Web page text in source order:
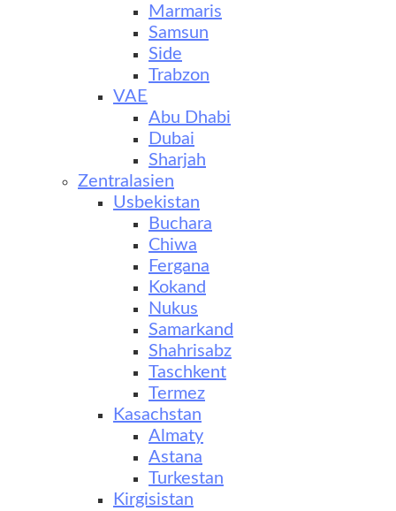
Marmaris
Samsun
Side
Trabzon
VAE
Abu Dhabi
Dubai
Sharjah
Zentralasien
Usbekistan
Buchara
Chiwa
Fergana
Kokand
Nukus
Samarkand
Shahrisabz
Taschkent
Termez
Kasachstan
Almaty
Astana
Turkestan
Kirgisistan